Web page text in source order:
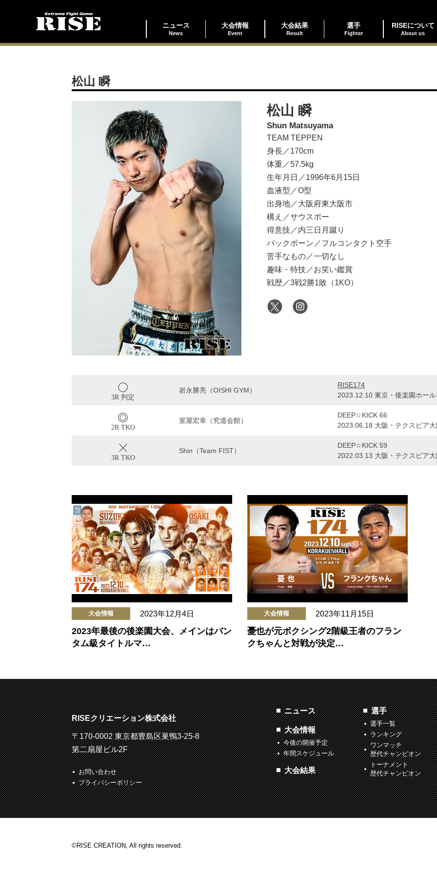
ニュース
News
大会情報
Event
大会結果
Result
選手
Fighter
RISEについて
About us
松山 瞬
松山 瞬
Shun Matsuyama
TEAM TEPPEN
身長／170cm
体重／57.5kg
生年月日／1996年6月15日
血液型／O型
出身地／大阪府東大阪市
構え／サウスポー
得意技／内三日月蹴り
バックボーン／フルコンタクト空手
苦手なもの／一切なし
趣味・特技／お笑い鑑賞
戦歴／3戦2勝1敗（1KO）
3R 判定
岩永勝亮（OISHI GYM）
RISE174
2023.12.10 東京・後楽園ホール
2R TKO
室屋宏幸（究道会館）
DEEP☆KICK 66
2023.06.18 大阪・テクスピア
3R TKO
Shin（Team FIST）
DEEP☆KICK 59
2022.03.13 大阪・テクスピア
大会情報 2023年12月4日
2023年最後の後楽園大会、メインはバン
タム級タイトルマ…
大会情報 2023年11月15日
憂也が元ボクシング2階級王者のフラン
クちゃんと対戦が決定…
RISEクリエーション株式会社
〒170-0002 東京都豊島区巣鴨3-25-8
第二扇屋ビル2F
お問い合わせ
プライバシーポリシー
ニュース
大会情報
今後の開催予定
年間スケジュール
大会結果
選手
選手一覧
ランキング
ワンマッチ
歴代チャンピオン
トーナメント
歴代チャンピオン
©RISE CREATION, All rights reserved.